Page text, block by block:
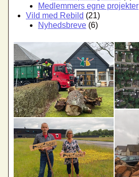
Medlemmers egne projekter
Vild med Rebild (21)
Nyhedsbreve (6)